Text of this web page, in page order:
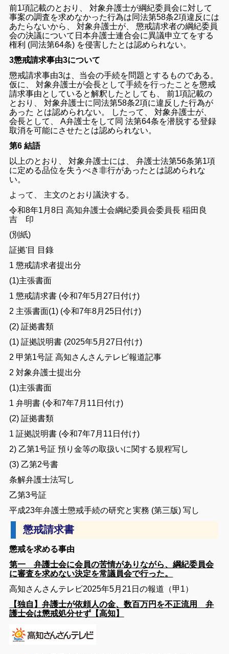
前1項記載のとおり 、対象弁護士が綱紀委員会に対して
事案の調査を求めなかった行為は同法第58条2項違反 には
あたらないから 、対象弁護士が 、懲戒請求者の綱紀委員
会の決議について 日本弁護士連合会に異議申立て をする
権利 (同法第64条) を侵害した と は認められない。
3懲戒請求事由3について
懲戒請求事由3は 当会の手続を問題 とする ものである 。
仮に
、対象弁護士が会長として手続を行った こと を懲戒
請求事由と している と解釈 した として も 、前1項記載の
とおり
、対象弁護士に 同法第58条2項に違反 した行為が
あった と は認められない。 した って 、対象弁護士が
会長として 、A弁護士を して 同法第64条を潜脱する登録
取消を可能に させた と は認められない。
第6 結語
以上のとおり 、対象弁護士には 、弁護士法第56条第1項
に定める品位を失 うべき非行があった と は認められな
い。
よって
主文のとおり議決する 。
令和8年1 月8日高知弁護士会綱紀委員会委員長 稲田良
吉 印
(別紙)
証拠་目
目錄
1懲戒請求者提出分
(1)主張書面
1懲戒請求書 (令和7年5月 27日付け)
2 主張書面(1) (令和7年8月 25日付け)
(2)証拠書類
(1)証拠説明書 (2025年5月 27日付け)
2 甲第1号証高知さんさんテレビ報道記事
2対象弁護士提出分
(1)主張書面
1弁明書 (令和7年7月 11 日付け)
(2)証拠書類
1証拠説明書 (令和7年7月 11 日付け)
2) 乙第1号証預り金等の取扱いに関する規程写し
(3) 乙第2号書
条解弁護士法写し
乙第3号証
平成23年弁護士懲戒手続の研究と実務 (第三版)写し
懲戒請求書
懲戒を求める事由
第一 弁護士会に会員の苦情がありながら、綱紀委員会
に審査を求めない決定を常議員会で行った。
高知さんさんテレビ2025年5月21日の報道（甲1）
【独自】弁護士が依頼人の金、数百万円を不正流用 弁
護士会は懲戒処分せず【高知】